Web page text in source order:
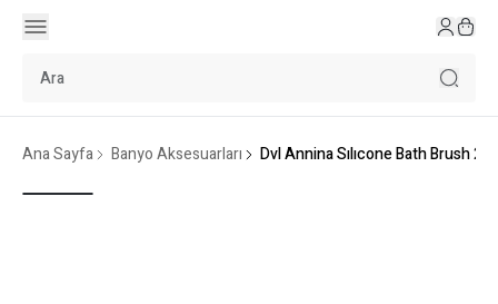
Ana Sayfa Banyo Aksesuarları Dvl Annina Sılıcone Bath Brush